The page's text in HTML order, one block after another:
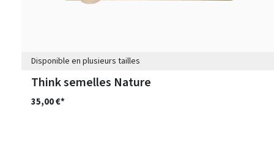
Disponible en plusieurs tailles
Think semelles Nature
35,00 €*